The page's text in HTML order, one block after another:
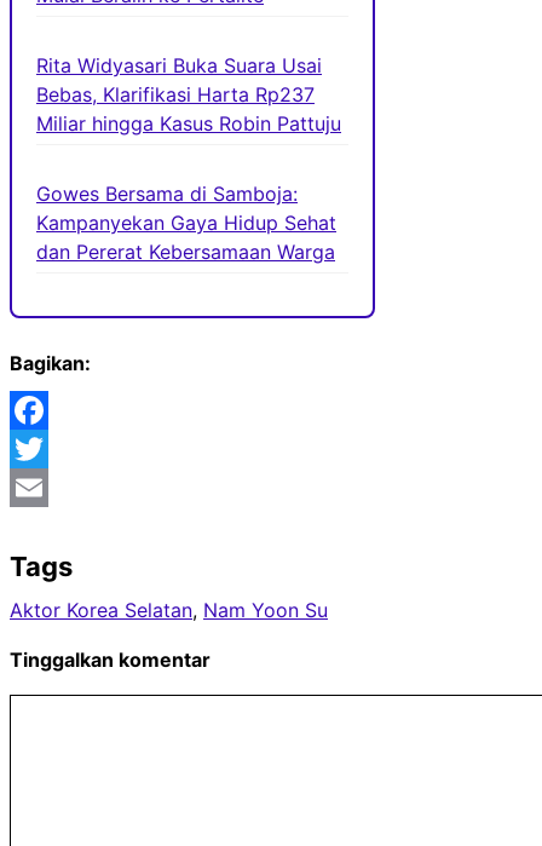
Rita Widyasari Buka Suara Usai
Bebas, Klarifikasi Harta Rp237
Miliar hingga Kasus Robin Pattuju
Gowes Bersama di Samboja:
Kampanyekan Gaya Hidup Sehat
dan Pererat Kebersamaan Warga
Bagikan:
Facebook
Twitter
Tags
Aktor Korea Selatan, Nam Yoon Su
Tinggalkan komentar